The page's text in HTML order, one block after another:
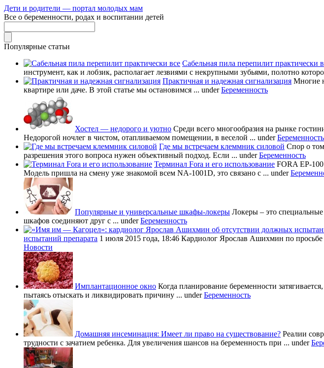
Дети и родители — портал молодых мам
Все о беременности, родах и воспитании детей
Популярные статьи
Сабельная пила перепилит практически
инструмент, как и лобзик, располагает лезвиями с некрупными зубьями, полотно
Практичная и надежная сигнализация Многие
квартире или даче. В этой статье мы остановимся ... underБеременность
Хостел — недорого и уютно Среди всего многообразия на рынке
Недорогой ночлег в чистом, отапливаемом помещении, в веселой ... underБеременность
Где мы встречаем клеммник силовой Спор о
разрешения этого вопроса нужен объективный подход. Если ... underБеременность
Терминал Fora и его использование FORA EP-
Модель пришла на смену уже знакомой всем NA-1001D, это связано с ... under
Популярные и универсальные шкафы-локеры Локеры – это
шкафов соединяют друг с ... underБеременность
испытаний препарата 1 июля 2015 года, 18:46 Кардиолог Ярослав Ашихмин по
Новости
Имплантационное окно Когда планирование беременности
пытаясь отыскать и ликвидировать причину ... underБеременность
Домашняя инсеминация: Имеет ли право на существование? Реалии
трудности с зачатием ребенка. Для увеличения шансов на беременность при ... under